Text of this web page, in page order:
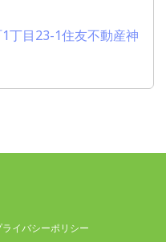
丁目23-1住友不動産神
ライバシーポリシー